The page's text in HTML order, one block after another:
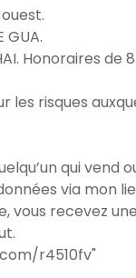
GUA.
Honoraires
les risques
qui vend
via mon
vous recevez
r4510fv"